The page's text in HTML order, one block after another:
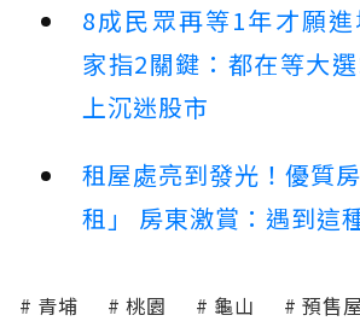
8成民眾再等1年才願
家指2關鍵：都在等大
上沉迷股市
租屋處亮到發光！優質
租」 房東激賞：遇到這
青埔 桃園 龜山 預售屋